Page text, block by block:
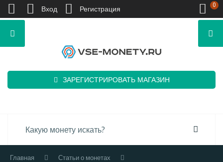
ЗАРЕГИСТРИРОВАТЬ МАГАЗИН
Главная
Статьи о монетах
Вход Регистрация 0